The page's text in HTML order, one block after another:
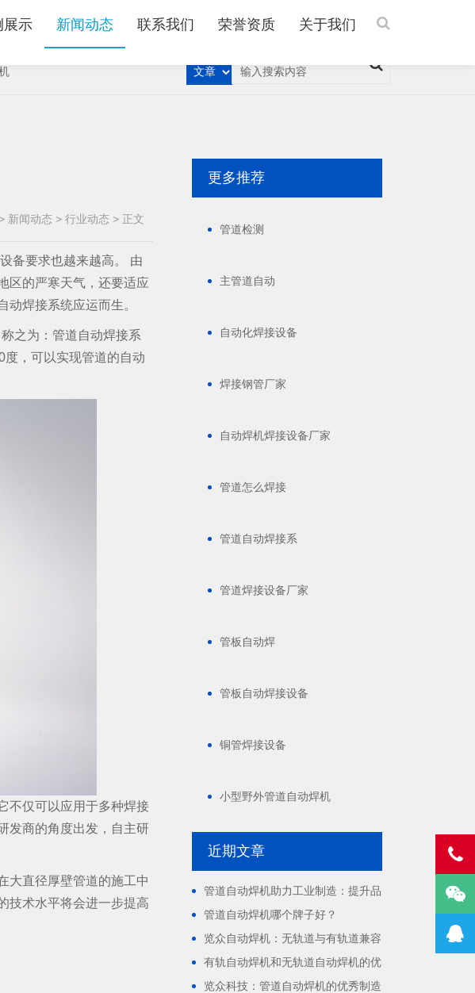
展示 新闻动态 联系我们 荣誉资质 关于我们
新闻动态 > 行业动态 > 正文
备要求也越来越高。 由
区的严寒天气，还要适应
焊接系统应运而生。
之为：管道自动焊接系
，可以实现管道的自动
不仅可以应用于多种焊接
发商的角度出发，自主研
大直径厚壁管道的施工中
技术水平将会进一步提高
更多推荐
管道检测
主管道自动
自动化焊接设备
焊接钢管厂家
自动焊机焊接设备厂家
管道怎么焊接
管道自动焊接系
管道焊接设备厂家
管板自动焊
管板自动焊接设备
铜管焊接设备
小型野外管道自动焊机
近期文章
管道自动焊机助力工业制造：提升品
管道自动焊机哪个牌子好？
览众自动焊机：无轨道与有轨道兼容
的焊接利器
有轨自动焊机和无轨道自动焊机的优
览众科技：管道自动焊机的优秀制造